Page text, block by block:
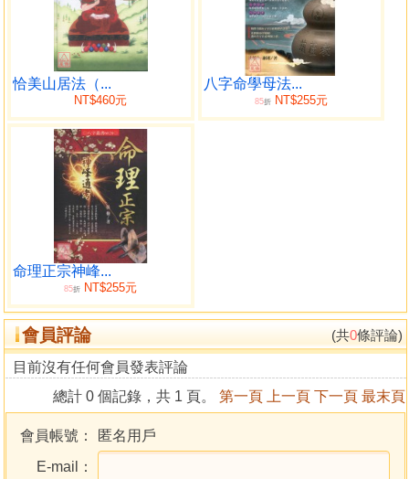
子平八字之基本觀
子平學之結構觀
子平學理之歲運觀
子平學理之環境觀
子平學理之喜忌觀
子平八字之平衡觀
實例批論參考
批斷準則
相由心生與合化沖
H2O之聯想
古今名人八字吟味
八字的沉思
基本觀念
四柱結構
日干我和其環境
屬性及心性之涵義
日干我之喜忌
恰美山居法（...
NT$460元
八字命學母法...
85折NT$255元
命理正宗神峰...
85折 NT$255元
會員評論 (共0條評論)
目前沒有任何會員發表評論
總計 0 個記錄，共 1 頁。 第一頁 上一頁 下一頁 最末頁
會員帳號：
匿名用戶
E-mail：